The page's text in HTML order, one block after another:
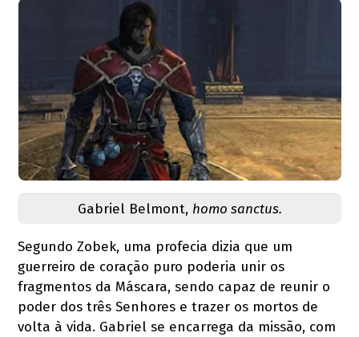
Gabriel Belmont, homo sanctus.
Segundo Zobek, uma profecia dizia que um
guerreiro de coração puro poderia unir os
fragmentos da Máscara, sendo capaz de reunir o
poder dos três Senhores e trazer os mortos de
volta à vida. Gabriel se encarrega da missão, com